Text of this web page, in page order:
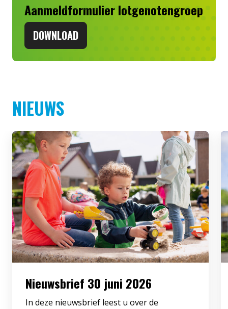
Aanmeldformulier lotgenotengroep
DOWNLOAD
NIEUWS
Nieuwsbrief 30 juni 2026
In deze nieuwsbrief leest u over de